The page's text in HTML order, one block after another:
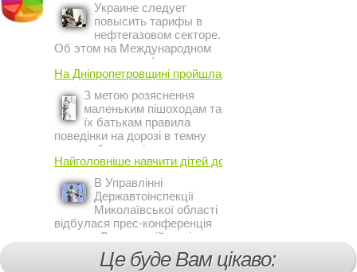
Украине следует
повысить тарифы в
нефтегазовом секторе.
Об этом на Международном
инвестиционном форуме в
Киеве заявил постоянный
представитель МВФ на
Украине Жером Ваше.
На Дніпропетровщині пройшла акція ...
З метою розяснення
маленьким пішоходам та
їх батькам правила
поведінки на дорозі в темну
пору доби, працівники сектору
профілактичної роботи відділу
ДАІ з обслуговування міста
Кривий Ріг провели ...
Найголовніше навчити дітей дотримуватися ...
В Управлінні
Державтоінспекції
Миколаївської області
відбулася прес-конференція
на тему Стан аварійності за
участю, з вини дітей і
пішоходів.Це буде Вам цікаво: